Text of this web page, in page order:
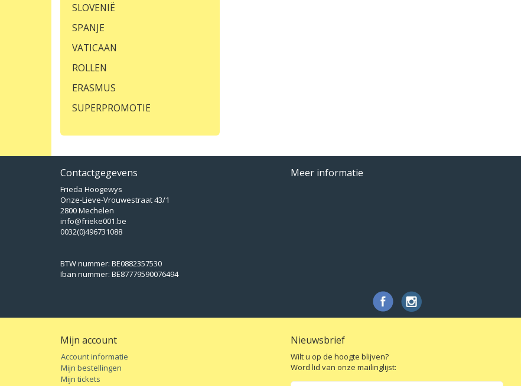
SLOVENIË
SPANJE
VATICAAN
ROLLEN
ERASMUS
SUPERPROMOTIE
Contactgegevens
Frieda Hoogewys
Onze-Lieve-Vrouwestraat 43/1
2800 Mechelen
info@frieke001.be
0032(0)496731088
BTW nummer: BE0882357530
Iban nummer: BE87779590076494
Meer informatie
Mijn account
Account informatie
Mijn bestellingen
Mijn tickets
Nieuwsbrief
Wilt u op de hoogte blijven?
Word lid van onze mailinglijst: